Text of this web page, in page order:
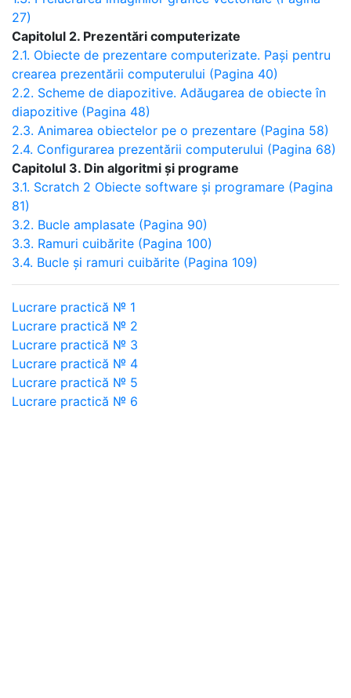
27)
Capitolul 2. Prezentări computerizate
2.1. Obiecte de prezentare computerizate. Pași pentru
crearea prezentării computerului (Pagina 40)
2.2. Scheme de diapozitive. Adăugarea de obiecte în
diapozitive (Pagina 48)
2.3. Animarea obiectelor pe o prezentare (Pagina 58)
2.4. Configurarea prezentării computerului (Pagina 68)
Capitolul 3. Din algoritmi și programe
3.1. Scratch 2 Obiecte software și programare (Pagina
81)
3.2. Bucle amplasate (Pagina 90)
3.3. Ramuri cuibărite (Pagina 100)
3.4. Bucle și ramuri cuibărite (Pagina 109)
Lucrare practică № 1
Lucrare practică № 2
Lucrare practică № 3
Lucrare practică № 4
Lucrare practică № 5
Lucrare practică № 6